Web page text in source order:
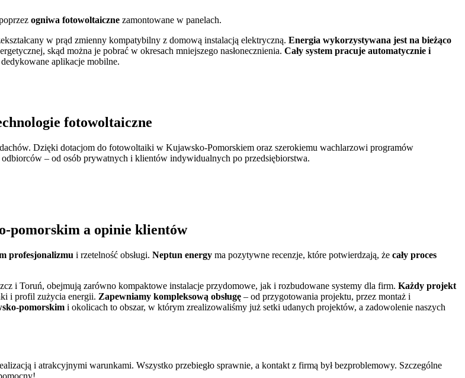
ogniwa fotowoltaiczne zamontowane w panelach.
w prąd zmienny kompatybilny z domową instalacją elektryczną. Energia wykorzystywana jest na bieżąco
skąd można je pobrać w okresach mniejszego nasłonecznienia. Cały system pracuje automatycznie i
aplikacje mobilne.
fotowoltaiczne
Dzięki dotacjom do fotowoltaiki w Kujawsko-Pomorskiem oraz szerokiemu wachlarzowi programów
odbiorców – od osób prywatnych i klientów indywidualnych po przedsiębiorstwa.
pomorskim a opinie klientów
profesjonalizmu i rzetelność obsługi. Neptun energy ma pozytywne recenzje, które potwierdzają, że cały proces
i Toruń, obejmują zarówno kompaktowe instalacje przydomowe, jak i rozbudowane systemy dla firm. Każdy projekt
i profil zużycia energii. Zapewniamy kompleksową obsługę – od przygotowania projektu, przez montaż i
pomorskim i okolicach to obszar, w którym zrealizowaliśmy już setki udanych projektów, a zadowolenie naszych
i atrakcyjnymi warunkami. Wszystko przebiegło sprawnie, a kontakt z firmą był bezproblemowy. Szczególne